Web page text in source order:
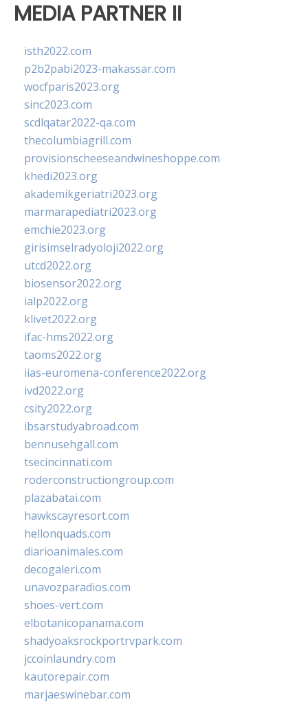
MEDIA PARTNER II
isth2022.com
p2b2pabi2023-makassar.com
wocfparis2023.org
sinc2023.com
scdlqatar2022-qa.com
thecolumbiagrill.com
provisionscheeseandwineshoppe.com
khedi2023.org
akademikgeriatri2023.org
marmarapediatri2023.org
emchie2023.org
girisimselradyoloji2022.org
utcd2022.org
biosensor2022.org
ialp2022.org
klivet2022.org
ifac-hms2022.org
taoms2022.org
iias-euromena-conference2022.org
ivd2022.org
csity2022.org
ibsarstudyabroad.com
bennusehgall.com
tsecincinnati.com
roderconstructiongroup.com
plazabatai.com
hawkscayresort.com
hellonquads.com
diarioanimales.com
decogaleri.com
unavozparadios.com
shoes-vert.com
elbotanicopanama.com
shadyoaksrockportrvpark.com
jccoinlaundry.com
kautorepair.com
marjaeswinebar.com